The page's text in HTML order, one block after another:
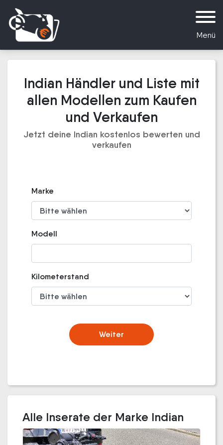
Menü
Indian Händler und Liste mit
allen Modellen zum Kaufen
und Verkaufen
Jetzt deine Indian kostenlos bewerten und
verkaufen
Marke
Modell
Kilometerstand
Weiter
Alle Inserate der Marke Indian